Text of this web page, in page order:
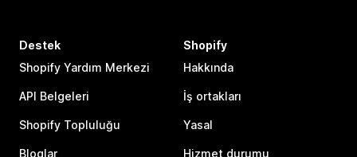
Destek
Shopify Yardım Merkezi
API Belgeleri
Shopify Topluluğu
Bloglar
Shopify
Hakkında
İş ortakları
Yasal
Hizmet durumu